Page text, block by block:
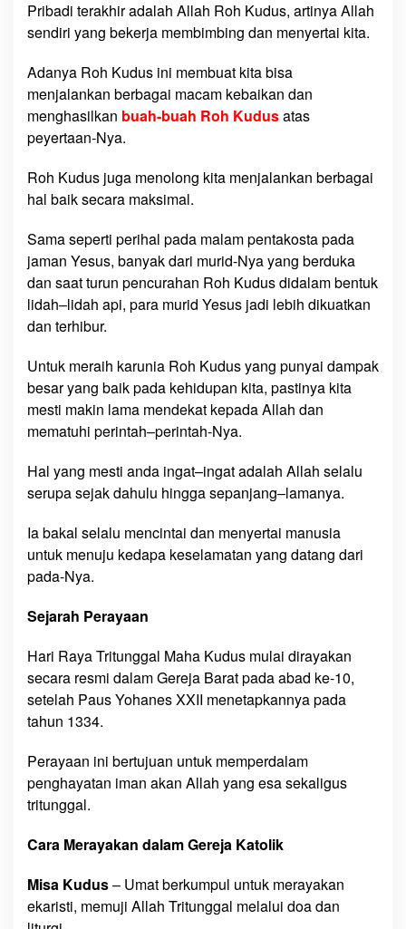
Pribadi terakhir adalah Allah Roh Kudus, artinya Allah
sendiri yang bekerja membimbing dan menyertai kita.
Adanya Roh Kudus ini membuat kita bisa
menjalankan berbagai macam kebaikan dan
menghasilkan buah-buah Roh Kudusatas
peyertaan-Nya.
Roh Kudus juga menolong kita menjalankan berbagai
hal baik secara maksimal.
Sama seperti perihal pada malam pentakosta pada
jaman Yesus, banyak dari murid-Nya yang berduka
dan saat turun pencurahan Roh Kudus didalam bentuk
lidah–lidah api, para murid Yesus jadi lebih dikuatkan
dan terhibur.
Untuk meraih karunia Roh Kudus yang punyai dampak
besar yang baik pada kehidupan kita, pastinya kita
mesti makin lama mendekat kepada Allah dan
mematuhi perintah–perintah-Nya.
Hal yang mesti anda ingat–ingat adalah Allah selalu
serupa sejak dahulu hingga sepanjang–lamanya.
Ia bakal selalu mencintai dan menyertai manusia
untuk menuju kedapa keselamatan yang datang dari
pada-Nya.
Sejarah Perayaan
Hari Raya Tritunggal Maha Kudus mulai dirayakan
secara resmi dalam Gereja Barat pada abad ke-10,
setelah Paus Yohanes XXII menetapkannya pada
tahun 1334.
Perayaan ini bertujuan untuk memperdalam
penghayatan iman akan Allah yang esa sekaligus
tritunggal.
Cara Merayakan dalam Gereja Katolik
Misa Kudus– Umat berkumpul untuk merayakan
ekaristi, memuji Allah Tritunggal melalui doa dan